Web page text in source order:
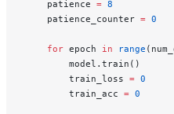
    patience
= 8
    patience_counter
= 0
    for
epoch in range
        model.train()
        train_loss
= 0
        train_acc
= 0